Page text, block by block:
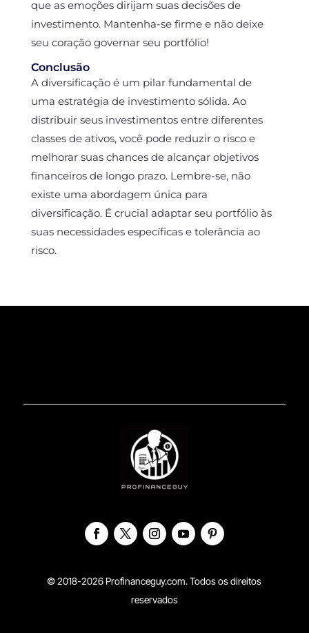
que as emoções dirijam suas decisões de
investimento. Mantenha-se firme e não deixe
seu coração governar seu portfólio!
Conclusão
A diversificação é um pilar fundamental de
uma estratégia de investimento sólida. Ao
distribuir seus investimentos entre diferentes
classes de ativos, você pode reduzir o risco e
melhorar suas chances de alcançar objetivos
financeiros de longo prazo. Lembre-se, não
existe uma abordagem única para
diversificação. É crucial adaptar seu portfólio às
suas necessidades específicas e tolerância ao
risco.
© 2018-2026 Profinanceguy.com. Todos os direitos
reservados